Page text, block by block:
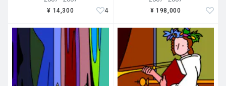
¥ 14,300 4 ¥ 198,000